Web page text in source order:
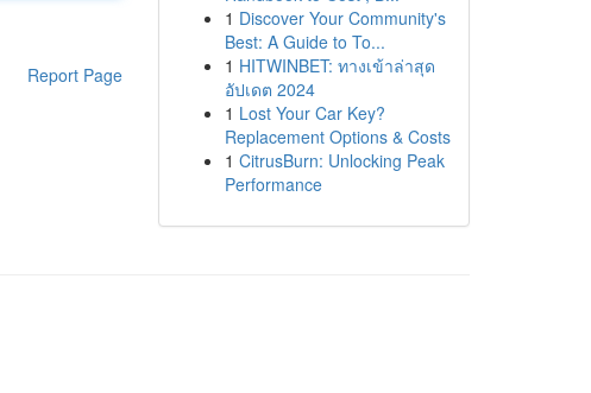
Report Page
1 Discover Your Community's
Best: A Guide to To...
1 HITWINBET: ทางเข้าล่าสุด
อัปเดต 2024
1 Lost Your Car Key?
Replacement Options & Costs
1 CitrusBurn: Unlocking Peak
Performance